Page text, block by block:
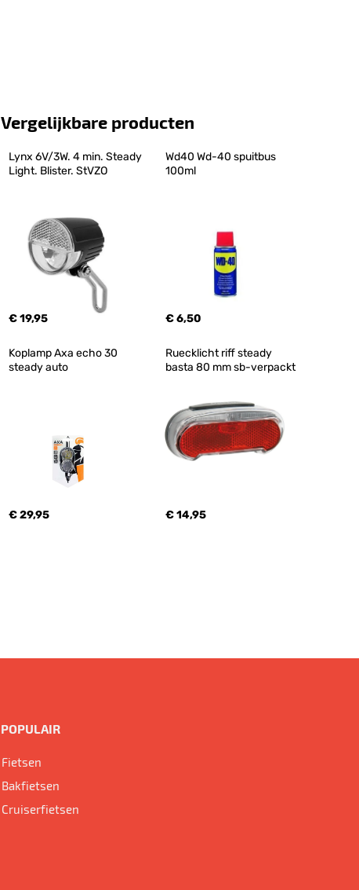
Vergelijkbare producten
Lynx 6V/3W. 4 min. Steady
Light. Blister. StVZO
€ 19,95
Wd40 Wd-40 spuitbus
100ml
€ 6,50
Koplamp Axa echo 30
steady auto
€ 29,95
Ruecklicht riff steady
basta 80 mm sb-verpackt
€ 14,95
POPULAIR
Fietsen
Bakfietsen
Cruiserfietsen